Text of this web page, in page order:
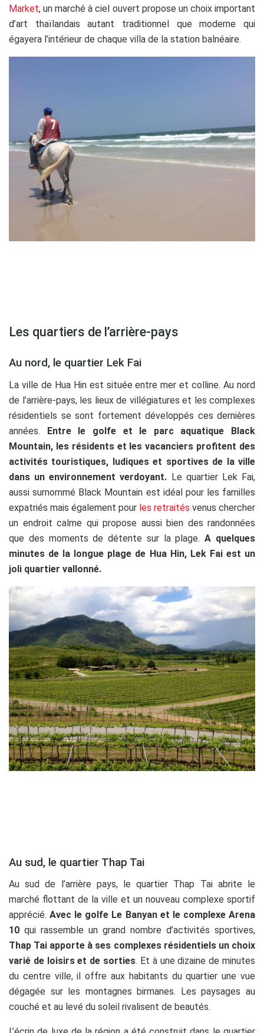
Market, un marché à ciel ouvert propose un choix important
d’art thaïlandais autant traditionnel que moderne qui
égayera l’intérieur de chaque villa de la station balnéaire.
Les quartiers de l’arrière-pays
Au nord, le quartier Lek Fai
La ville de Hua Hin est située entre mer et colline. Au nord
de l’arrière-pays, les lieux de villégiatures et les complexes
résidentiels se sont fortement développés ces dernières
années. Entre le golfe et le parc aquatique Black
Mountain, les résidents et les vacanciers profitent des
activités touristiques, ludiques et sportives de la ville
dans un environnement verdoyant. Le quartier Lek Fai,
aussi surnommé Black Mountain est idéal pour les familles
expatriés mais également pour les retraités venus chercher
un endroit calme qui propose aussi bien des randonnées
que des moments de détente sur la plage.A quelques
minutes de la longue plage de Hua Hin, Lek Fai est un
joli quartier vallonné.
Au sud, le quartier Thap Tai
Au sud de l’arrière pays, le quartier Thap Tai abrite le
marché flottant de la ville et un nouveau complexe sportif
apprécié.Avec le golfe Le Banyan et le complexe Arena
10 qui rassemble un grand nombre d’activités sportives,
Thap Tai apporte à ses complexes résidentiels un choix
varié de loisirs et de sorties. Et à une dizaine de minutes
du centre ville, il offre aux habitants du quartier une vue
dégagée sur les montagnes birmanes. Les paysages au
couché et au levé du soleil rivalisent de beautés.